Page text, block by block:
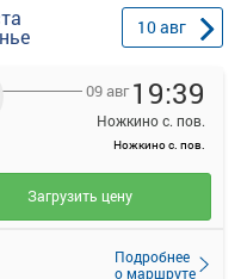
10авг
09 авг 19:39
Ножкино с. пов.
Ножкино с. пов.
Подробнее
о маршруте
Загрузить цену
с расписанием и
(Автовокзал) -
Лопатинское ПАТП